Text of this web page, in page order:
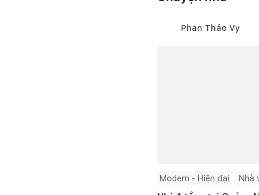
Phan Thảo Vy
Modern - Hiện đại Nhà